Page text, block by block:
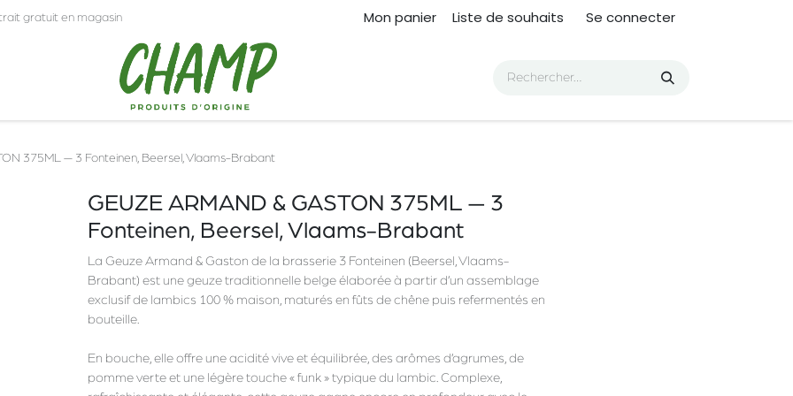
gratuit en magasin Mon panier Liste de souhaits Se connecter
375ML — 3 Fonteinen, Beersel, Vlaams-Brabant
GEUZE ARMAND & GASTON 375ML — 3
Fonteinen, Beersel, Vlaams-Brabant
La Geuze Armand & Gaston de la brasserie 3 Fonteinen (Beersel, Vlaams-
Brabant) est une geuze traditionnelle belge élaborée à partir d’un assemblage
exclusif de lambics 100 % maison, maturés en fûts de chêne puis refermentés en
bouteille.
En bouche, elle offre une acidité vive et équilibrée, des arômes d’agrumes, de
pomme verte et une légère touche « funk » typique du lambic. Complexe,